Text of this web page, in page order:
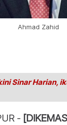
Ahmad Zahid
Sinar Harian,
-